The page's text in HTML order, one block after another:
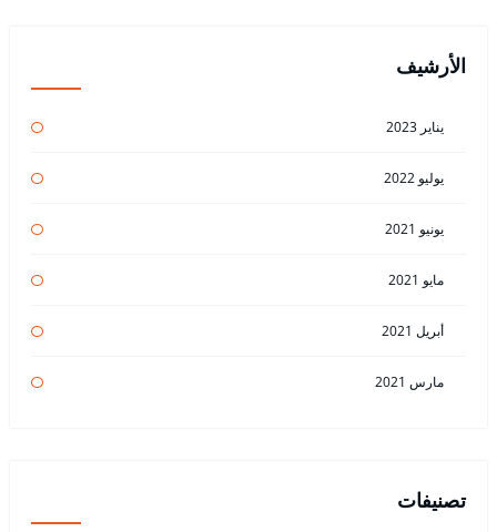
الأرشيف
يناير 2023
يوليو 2022
يونيو 2021
مايو 2021
أبريل 2021
مارس 2021
تصنيفات